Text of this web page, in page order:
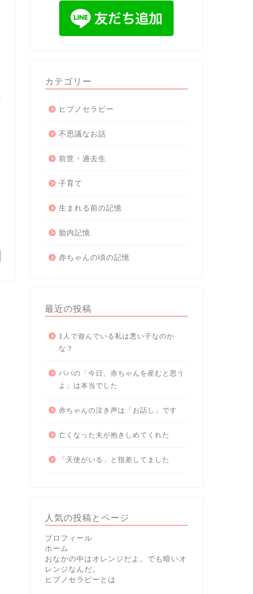
カテゴリー
ヒプノセラピー
不思議なお話
前世・過去生
子育て
生まれる前の記憶
胎内記憶
赤ちゃんの頃の記憶
最近の投稿
1人で遊んでいる私は悪い子なのか
な？
パパの「今日、赤ちゃんを産むと思う
よ」は本当でした
赤ちゃんの泣き声は「お話し」です
亡くなった夫が抱きしめてくれた
「天使がいる」と指差してました
人気の投稿とページ
プロフィール
ホーム
おなかの中はオレンジだよ。でも暗いオ
レンジなんだ。
ヒプノセラピーとは